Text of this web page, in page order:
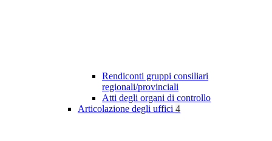
Rendiconti gruppi consiliari
regionali/provinciali
Atti degli organi di controllo
Articolazione degli uffici 4